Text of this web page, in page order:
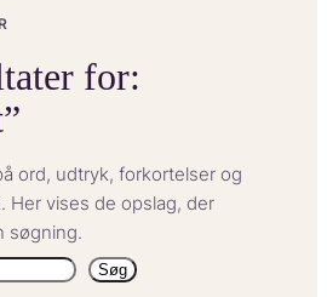
for:
ord, udtryk, forkortelser og
Her vises de opslag, der
søgning.
Søg